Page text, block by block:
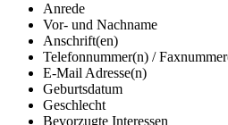
Anrede
Vor- und Nachname
Anschrift(en)
Telefonnummer(n) /
E-Mail Adresse(n)
Geburtsdatum
Geschlecht
Bevorzugte Interessen